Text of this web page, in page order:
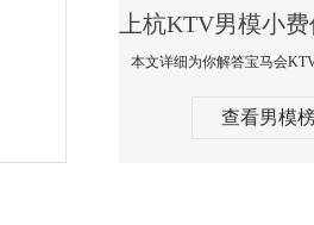
查看男模